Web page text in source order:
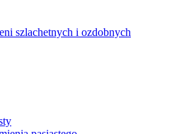
szlachetnych i ozdobnych